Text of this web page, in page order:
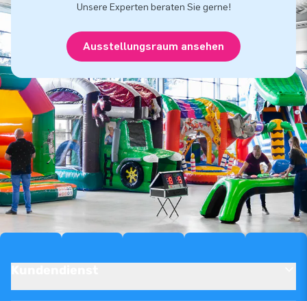
Unsere Experten beraten Sie gerne!
Ausstellungsraum ansehen